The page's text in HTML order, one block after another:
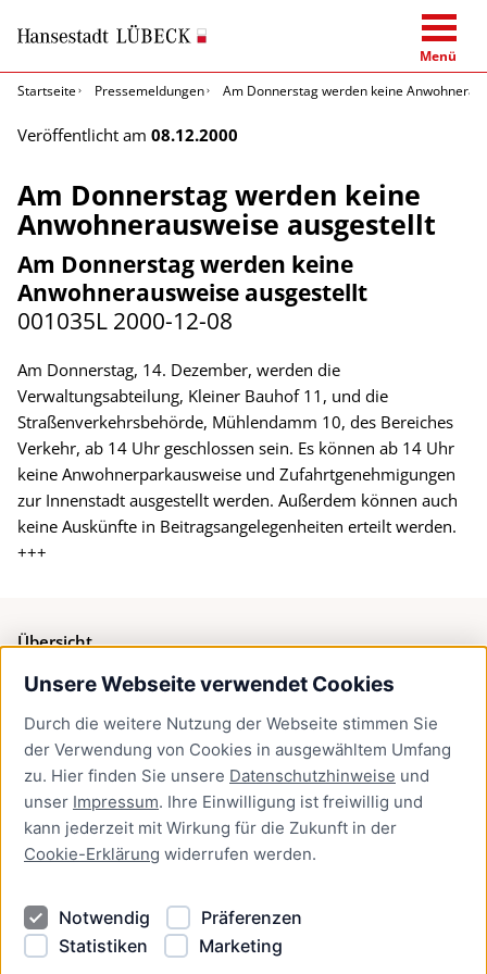
Unsere Webseite verwendet Cookies
Durch die weitere Nutzung der Webseite stimmen Sie
der Verwendung von Cookies in ausgewähltem Umfang
zu. Hier finden Sie unsere Datenschutzhinweise und
unser Impressum. Ihre Einwilligung ist freiwillig und
kann jederzeit mit Wirkung für die Zukunft in der
Cookie-Erklärung widerrufen werden.
Notwendig
Präferenzen
Statistiken
Marketing
Menü
Startseite
Pressemeldungen Am Donnerstag werden keine
Veröffentlicht am 08.12.2000
Am Donnerstag werden keine
Anwohnerausweise ausgestellt
Am Donnerstag werden keine
Anwohnerausweise ausgestellt
001035L 2000-12-08
Am Donnerstag, 14. Dezember, werden die
Verwaltungsabteilung, Kleiner Bauhof 11, und die
Straßenverkehrsbehörde, Mühlendamm 10, des Bereiches
Verkehr, ab 14 Uhr geschlossen sein. Es können ab 14 Uhr
keine Anwohnerparkausweise und Zufahrtgenehmigungen
zur Innenstadt ausgestellt werden. Außerdem können auch
keine Auskünfte in Beitragsangelegenheiten erteilt werden.
+++
Übersicht
Bürgerservice
Presse
Newsletter Lübeck:kompakt
Kontakt
Kontakt
Datenschutzhinweise
Barrierefreiheit